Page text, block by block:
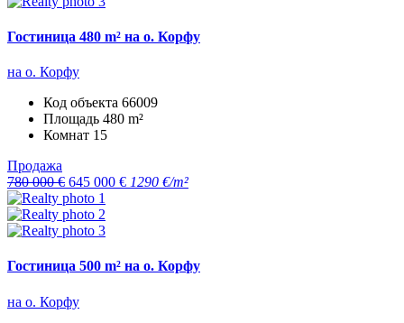
Гостиница 480 m² на о. Корфу
на о. Корфу
Код объекта 66009
Площадь 480 m²
Комнат 15
Продажа
780 000 € 645 000 € 1290 €/m²
Гостиница 500 m² на о. Корфу
на о. Корфу